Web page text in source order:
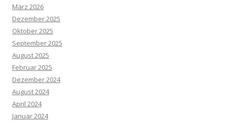
März 2026
Dezember 2025
Oktober 2025
September 2025
August 2025
Februar 2025
Dezember 2024
August 2024
April 2024
Januar 2024